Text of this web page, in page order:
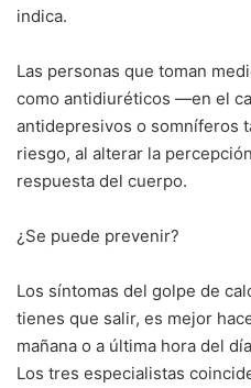
indica.
Las personas que toman
como antidiuréticos —en el
antidepresivos o somníferos
riesgo, al alterar la
respuesta del cuerpo.
¿Se puede prevenir?
Los síntomas del golpe de
tienes que salir, es mejor
mañana o a última hora del
Los tres especialistas